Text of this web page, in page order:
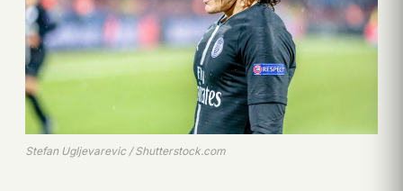
Stefan Ugljevarevic / Shutterstock.com